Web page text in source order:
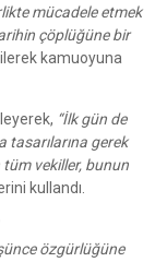
mücadele etmek
çöplüğüne bir
kamuoyuna
“İlk gün de
tasarılarına gerek
vekiller, bunun
kullandı.
özgürlüğüne